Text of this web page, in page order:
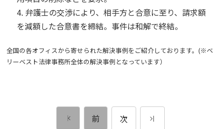
4. 弁護士の交渉により、相手方と合意に至り、請求額
を減額した合意書を締結。事件は和解で終結。
全国の各オフィスから寄せられた解決事例をご紹介しております。(※ベ
リーベスト法律事務所全体の解決事例となっています）
前 次